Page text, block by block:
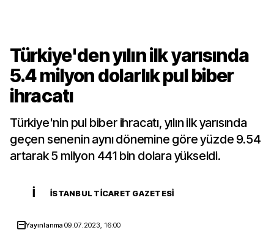
Türkiye'den yılın ilk yarısında
5.4 milyon dolarlık pul biber
ihracatı
Türkiye'nin pul biber ihracatı, yılın ilk yarısında
geçen senenin aynı dönemine göre yüzde 9.54
artarak 5 milyon 441 bin dolara yükseldi.
İ İSTANBUL TICARET GAZETESI
Yayınlanma09.07.2023, 16:00